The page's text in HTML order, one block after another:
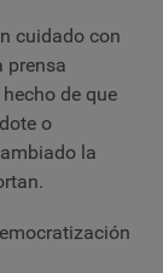
cuidado con
prensa
de que
o
la